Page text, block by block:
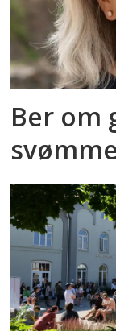
Ber om